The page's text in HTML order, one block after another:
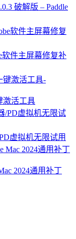
破解版 – Paddle
软件主屏幕修复补
激活工具
虚拟机无限试用
2024通用补丁